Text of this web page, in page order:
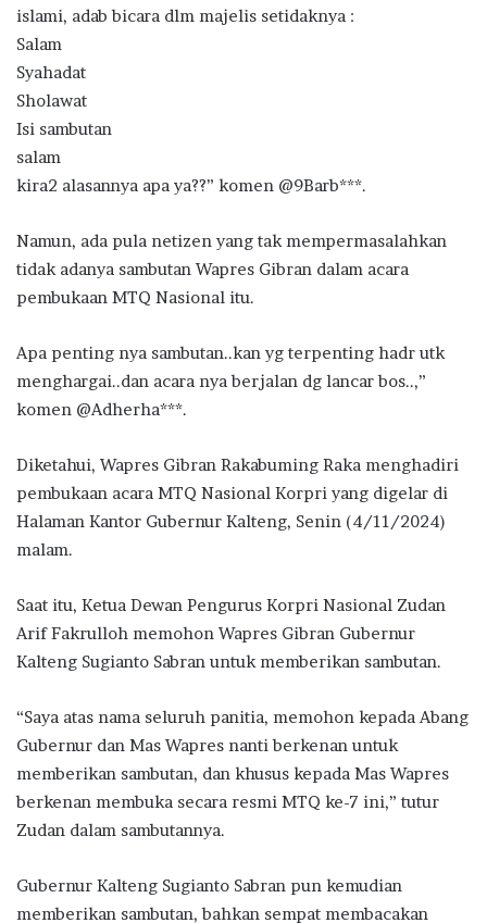
islami, adab bicara dlm majelis setidaknya :
Salam
Syahadat
Sholawat
Isi sambutan
salam
kira2 alasannya apa ya??” komen @9Barb***.
Namun, ada pula netizen yang tak mempermasalahkan
tidak adanya sambutan Wapres Gibran dalam acara
pembukaan MTQ Nasional itu.
Apa penting nya sambutan..kan yg terpenting hadr utk
menghargai..dan acara nya berjalan dg lancar bos..,”
komen @Adherha***.
Diketahui, Wapres Gibran Rakabuming Raka menghadiri
pembukaan acara MTQ Nasional Korpri yang digelar di
Halaman Kantor Gubernur Kalteng, Senin (4/11/2024)
malam.
Saat itu, Ketua Dewan Pengurus Korpri Nasional Zudan
Arif Fakrulloh memohon Wapres Gibran Gubernur
Kalteng Sugianto Sabran untuk memberikan sambutan.
“Saya atas nama seluruh panitia, memohon kepada Abang
Gubernur dan Mas Wapres nanti berkenan untuk
memberikan sambutan, dan khusus kepada Mas Wapres
berkenan membuka secara resmi MTQ ke-7 ini,” tutur
Zudan dalam sambutannya.
Gubernur Kalteng Sugianto Sabran pun kemudian
memberikan sambutan, bahkan sempat membacakan